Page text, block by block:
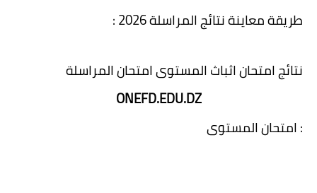
طريقة معاينة نتائج المراسلة 2026 :
نتائج امتحان اثباث المستوى امتحان المراسلة
ONEFD.EDU.DZ
: امتحان المستوى